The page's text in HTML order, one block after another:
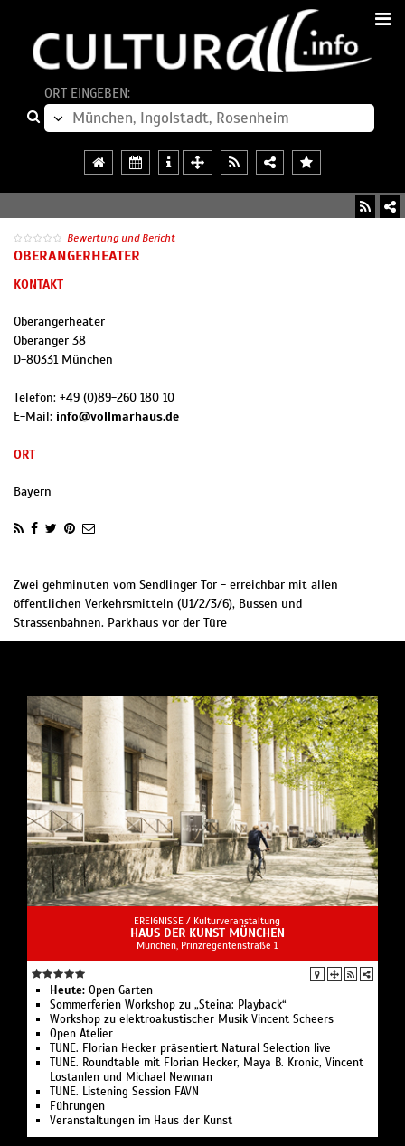
ORT EINGEBEN:
Bewertung und Bericht
OBERANGERHEATER
KONTAKT
Oberangerheater
Oberanger 38
D-80331 München
Telefon: +49 (0)89-260 180 10
E-Mail: info@vollmarhaus.de
ORT
Bayern
Zwei gehminuten vom Sendlinger Tor - erreichbar mit allen
öffentlichen Verkehrsmitteln (U1/2/3/6), Bussen und
Strassenbahnen. Parkhaus vor der Türe
EREIGNISSE / Kulturveranstaltung
HAUS DER KUNST MÜNCHEN
München, Prinzregentenstraße 1
Heute: Open Garten
Sommerferien Workshop zu „Steina: Playback“
Workshop zu elektroakustischer Musik Vincent Scheers
Open Atelier
TUNE. Florian Hecker präsentiert Natural Selection live
TUNE. Roundtable mit Florian Hecker, Maya B. Kronic, Vincent
Lostanlen und Michael Newman
TUNE. Listening Session FAVN
Führungen
Veranstaltungen im Haus der Kunst